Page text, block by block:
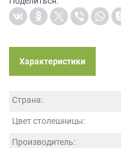
Характеристики
Страна:
Цвет столешницы:
Производитель:
условиях
Политики
персональных
данных.